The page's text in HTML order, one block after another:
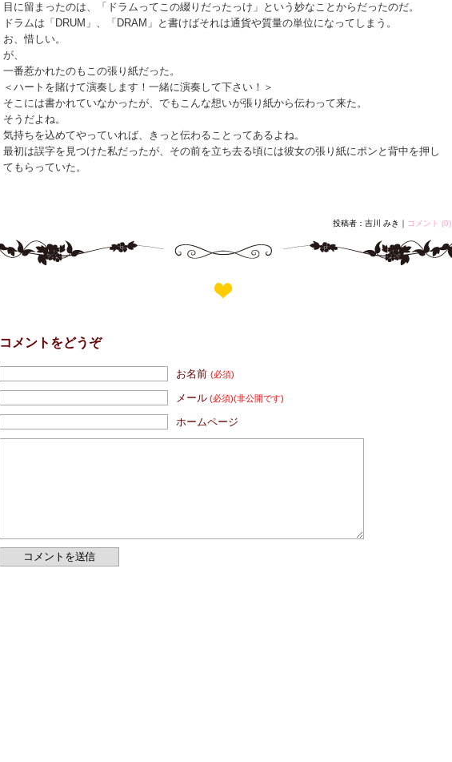
目に留まったのは、「ドラムってこの綴りだったっけ」という妙なことからだったのだ。
ドラムは「DRUM」、「DRAM」と書けばそれは通貨や質量の単位になってしまう。
お、惜しい。
が、
一番惹かれたのもこの張り紙だった。
＜ハートを賭けて演奏します！一緒に演奏して下さい！＞
そこには書かれていなかったが、でもこんな想いが張り紙から伝わって来た。
そうだよね。
気持ちを込めてやっていれば、きっと伝わることってあるよね。
最初は誤字を見つけた私だったが、その前を立ち去る頃には彼女の張り紙にポンと背中を押し
てもらっていた。
投稿者：吉川 みき｜ コメント (0)
コメントをどうぞ
お名前(必須)
メール (必須)(非公開です)
ホームページ